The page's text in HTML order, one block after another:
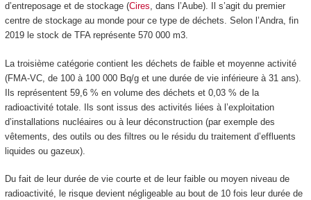
d’entreposage et de stockage (Cires, dans l’Aube). Il s’agit du premier
centre de stockage au monde pour ce type de déchets. Selon l’Andra, fin
2019 le stock de TFA représente 570 000 m3.
La troisième catégorie contient les déchets de faible et moyenne activité
(FMA-VC, de 100 à 100 000 Bq/g et une durée de vie inférieure à 31 ans).
Ils représentent 59,6 % en volume des déchets et 0,03 % de la
radioactivité totale. Ils sont issus des activités liées à l’exploitation
d’installations nucléaires ou à leur déconstruction (par exemple des
vêtements, des outils ou des filtres ou le résidu du traitement d’effluents
liquides ou gazeux).
Du fait de leur durée de vie courte et de leur faible ou moyen niveau de
radioactivité, le risque devient négligeable au bout de 10 fois leur durée de